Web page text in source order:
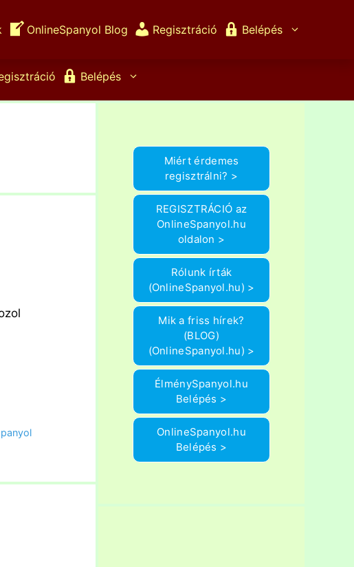
OnlineSpanyol Blog Regisztráció Belépés
Belépés
Miért érdemes
regisztrálni? >
REGISZTRÁCIÓ az
OnlineSpanyol.hu
oldalon >
Rólunk írták
(OnlineSpanyol.hu) >
Mik a friss hírek?
(BLOG)
(OnlineSpanyol.hu) >
ÉlménySpanyol.hu
Belépés >
OnlineSpanyol.hu
Belépés >